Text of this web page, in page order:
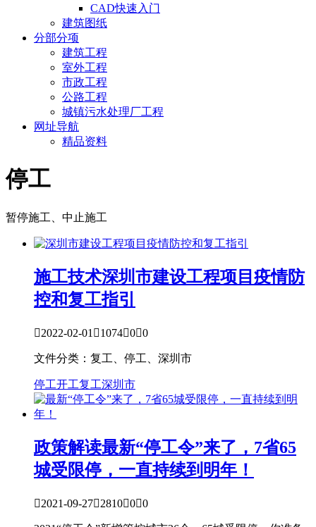
CAD快速入门
建筑图纸
分部分项
建筑工程
室外工程
市政工程
公路工程
城镇污水处理厂工程
网址导航
精品资料
停工
暂停施工、中止施工
施工技术深圳市建设工程项目疫情防
控和复工指引
2022-02-01 107400
文件分类：复工、停工、深圳市
停工开工复工深圳市
政策解读最新“停工令”来了，7省65
城受限停，一直持续到明年！
2021-09-27281000